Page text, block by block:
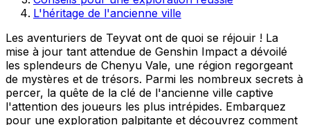
L'héritage de l'ancienne ville
Les aventuriers de Teyvat ont de quoi se réjouir ! La
mise à jour tant attendue de Genshin Impact a dévoilé
les splendeurs de Chenyu Vale, une région regorgeant
de mystères et de trésors. Parmi les nombreux secrets à
percer, la quête de la clé de l'ancienne ville captive
l'attention des joueurs les plus intrépides. Embarquez
pour une exploration palpitante et découvrez comment